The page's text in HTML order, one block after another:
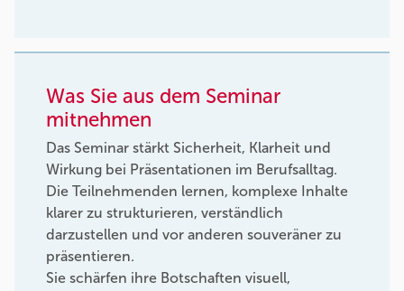
Was Sie aus dem Seminar
mitnehmen
Das Seminar stärkt Sicherheit, Klarheit und
Wirkung bei Präsentationen im Berufsalltag.
Die Teilnehmenden lernen, komplexe Inhalte
klarer zu strukturieren, verständlich
darzustellen und vor anderen souveräner zu
präsentieren.
Sie schärfen ihre Botschaften visuell,